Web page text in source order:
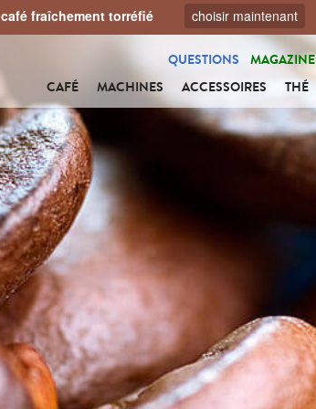
café fraîchement torréfié choisir maintenant
CAFÉ MACHINES ACCESSOIRES THÉ
QUESTIONS MAGAZINE